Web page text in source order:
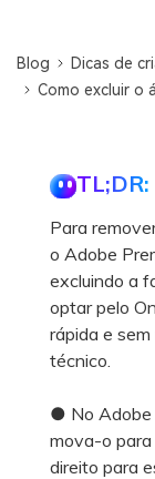
Blog
Dicas de
Como excluir o
TL;DR:
Para
o Adobe
excluindo a
optar pelo
rápida e
técnico.
● No Adobe
mova-o para
direito para